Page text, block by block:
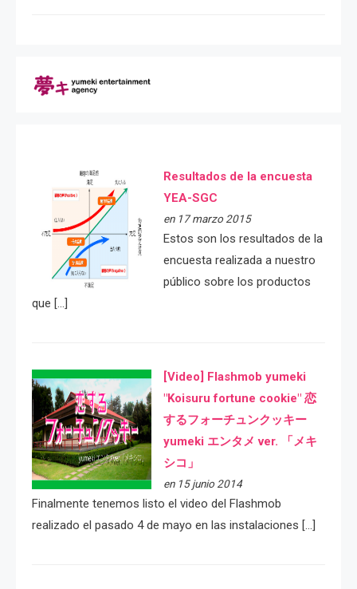
Resultados de la encuesta
YEA-SGC
en 17 marzo 2015
Estos son los resultados de la
encuesta realizada a nuestro
público sobre los productos
que […]
[Video] Flashmob yumeki
"Koisuru fortune cookie" 恋
するフォーチュンクッキー
yumeki エンタメ ver. 「メキ
シコ」
en 15 junio 2014
Finalmente tenemos listo el video del Flashmob
realizado el pasado 4 de mayo en las instalaciones […]